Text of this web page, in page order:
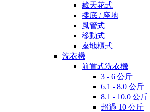
藏天花式
樓底 / 座地
風管式
移動式
座地櫃式
洗衣機
前置式洗衣機
3 - 6 公斤
6.1 - 8.0 公斤
8.1 - 10.0 公斤
超過 10 公斤